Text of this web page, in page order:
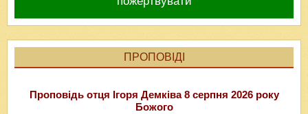
ПРОПОВІДІ
Проповідь отця Ігоря Демківа 8 серпня 2026 року
Божого